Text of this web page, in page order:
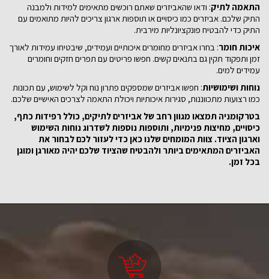
התאמה לתיק: ודאו שהאביזרים שאתם רוכשים מתאימים למידות ולמבנה
התיק שלכם. אביזרים כמו כיסויים או תוספות ארגון צריכים להיות מתואמים עם
התיק כדי להבטיח פונקציונליות מירבית.
איכות חומר: בחרו אביזרים מחומרים איכותיים ועמידים, שיבטיחו עמידות לאורך
זמן ותפקוד תקין גם בתנאים קשים. חפשו פריטים עם תפרים חזקים וחומרים
עמידים למים.
נוחות ושימושיות: חפשו אביזרים שמספקים פתרון נוח וקל לשימוש, עם תכונות
כמו רצועות מתכווננות, סגירות איכותיות ויכולת התאמה לצרכים האישיים שלכם.
בטרקומניה תמצאו מגוון רחב של אביזרים לתיקים, כולל רפידות כתף,
כיסויים, מחיצות פנימיות, ותוספות נוספות לשדרוג נוחות השימוש
וארגון הציוד. צוות המומחים שלנו כאן כדי לעזור לכם לבחור את
האביזרים המתאימים ביותר ולהבטיח שהציוד שלכם יהיה מאורגן ומוגן
בכל זמן.